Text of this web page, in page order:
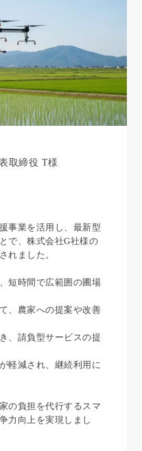
取締役 T様
事業を活用し、最新型
で、株式会社G社様の
れました。
短時間で広範囲の圃場
、農家への提案や改善
、請負型サービスの提
軽減され、継続利用に
の負担を代行するスマ
力向上を実現しまし